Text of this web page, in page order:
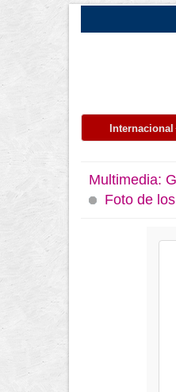
Internacional
Multimedia:
Foto de